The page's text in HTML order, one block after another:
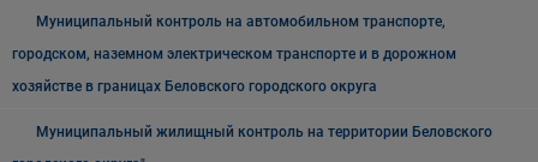
Муниципальный контроль на автомобильном транспорте,
городском, наземном электрическом транспорте и в дорожном
хозяйстве в границах Беловского городского округа
Муниципальный жилищный контроль на территории Беловского